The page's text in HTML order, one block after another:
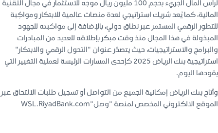
لرأس المال الجريء بحجم 100 مليون ريال موجه للاستثمار في مجال التقنية
المالية، كما يُعد شريك استراتيجي لعدة منصات عالمية للابتكار ومواكِبة
للتطور الرقمي المستمر عبر نطاق دولي، بالإضافة إلى مواكبته للجهود
المبذولة في هذا المجال منذ وقت مبكر بإطلاقه للعديد من المبادرات
والبرامج والاستراتيجيات، حيث يتصدّر عنوان "التحول الرقمي والابتكار"
استراتيجية بنك الرياض 2025 كإحدى المسارات الرئيسة لعملية التغيير التي
يقودها اليوم.
وأتاح بنك الرياض إمكانية الجميع من التواصل أو تسجيل طلبات الالتحاق عبر
الموقع الالكتروني المخصص لمنصة "وصل"WSL.RiyadBank.com